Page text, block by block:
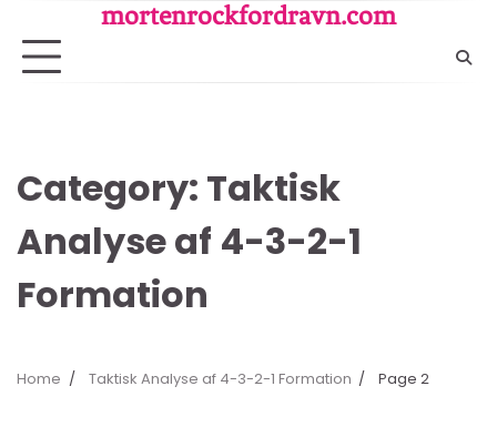
content
mortenrockfordravn.com
Category: Taktisk
Analyse af 4-3-2-1
Formation
Home Taktisk Analyse af 4-3-2-1 Formation Page 2